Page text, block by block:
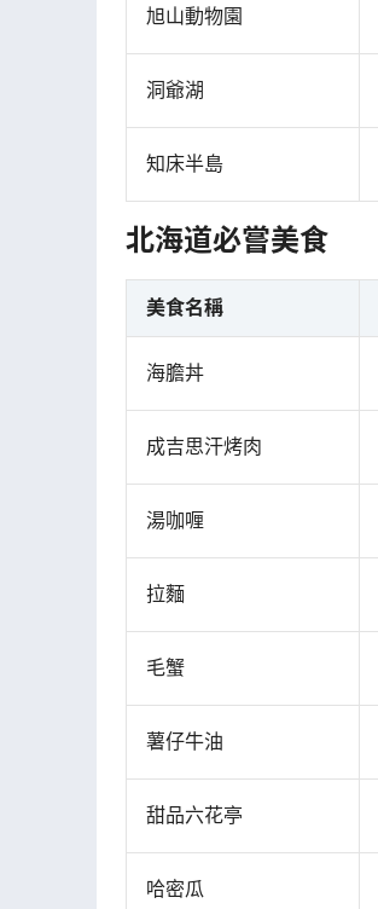
旭山動物園
洞爺湖
知床半島
北海道必嘗美食
美食名稱
海膽丼
成吉思汗烤肉
湯咖喱
拉麵
毛蟹
薯仔牛油
甜品六花亭
哈密瓜